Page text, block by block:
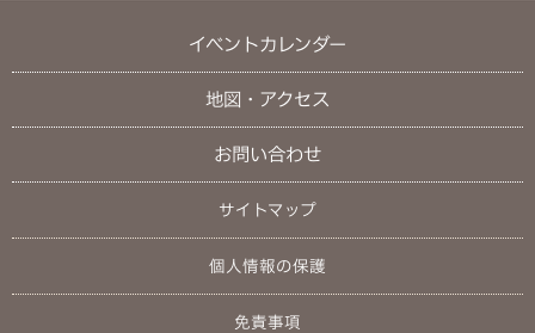
イベントカレンダー
地図・アクセス
お問い合わせ
サイトマップ
個人情報の保護
免責事項